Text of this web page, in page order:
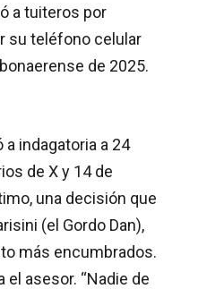
a tuiteros por
su teléfono celular
de 2025.
indagatoria a 24
de X y 14 de
una decisión que
(el Gordo Dan),
más encumbrados.
el asesor. “Nadie de